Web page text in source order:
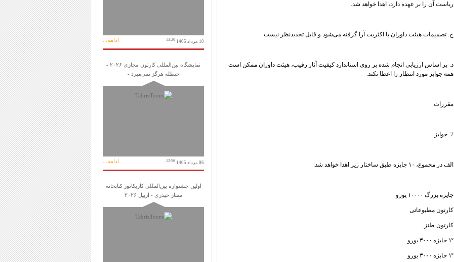
ریاست آن را بر عهده دارد، اهدا خواهد شد.
ج. تصمیمات هیئت داوران با اکثریت آرا گرفته می‌شود و قابل تجدیدنظر نیست.
د. بر اساس ارزیابی انجام شده بر روی استاندارد کیفیت آثار رقیب، هیئت داوران ممکن است
همه جوایز مورد انتظار را اعطا نکند.
مقررات
7. جوایز
الف در مجموع، ۱۰ جایزه طبق ساختار زیر اهدا خواهد شد:
جایزه بزرگ ۱۰۰۰۰ یورو
کارتون مطبوعاتی
کارتون طنز
۱º جایزه ۳۰۰۰ یورو
۱º جایزه ۳۰۰۰ یورو
10 مرداد 1405 13:20 ادامه...
نمایشگاه بین‌المللی کارتون مجازی ۲۰۲۶ -
حنظله هرگز نمی‌میرد -
06 مرداد 1405 12:56 ادامه...
اولین جشنواره بین‌المللی کاریکاتور کتابخانه
ممتاز حیدری - اربیل ۲۰۲۶